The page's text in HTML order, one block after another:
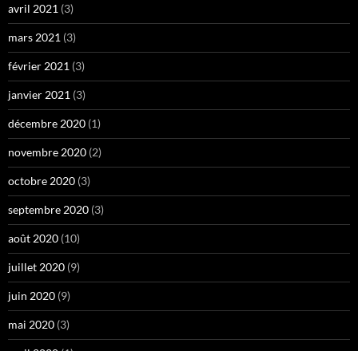
avril 2021 (3)
mars 2021 (3)
février 2021 (3)
janvier 2021 (3)
décembre 2020 (1)
novembre 2020 (2)
octobre 2020 (3)
septembre 2020 (3)
août 2020 (10)
juillet 2020 (9)
juin 2020 (9)
mai 2020 (3)